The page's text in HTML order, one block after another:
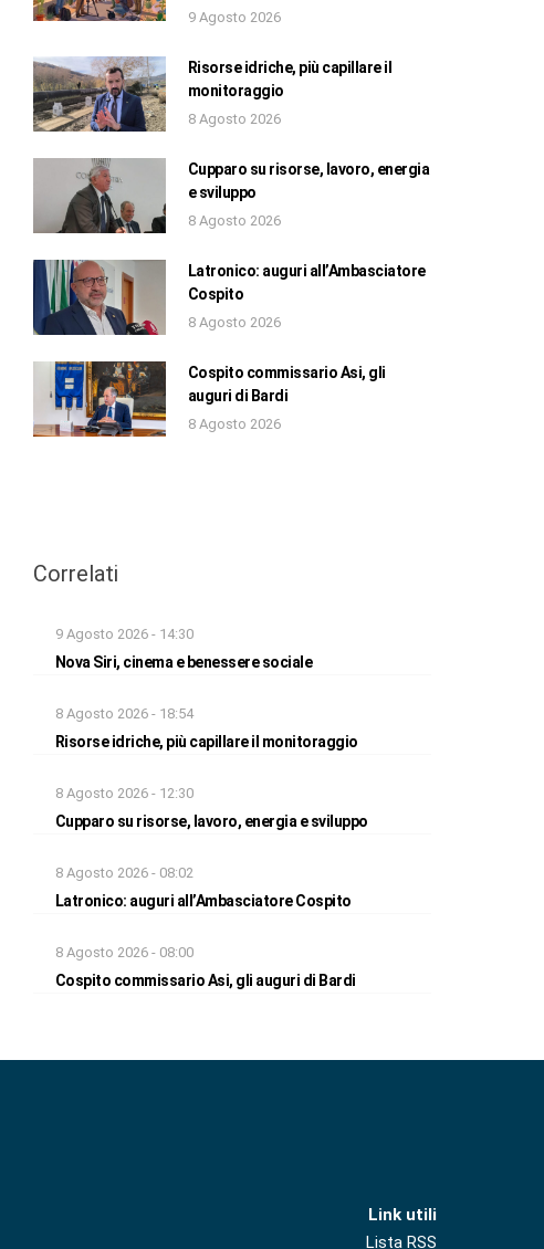
9 Agosto 2026
Risorse idriche, più capillare il
monitoraggio
8 Agosto 2026
Cupparo su risorse, lavoro, energia
e sviluppo
8 Agosto 2026
Latronico: auguri all’Ambasciatore
Cospito
8 Agosto 2026
Cospito commissario Asi, gli
auguri di Bardi
8 Agosto 2026
Correlati
9 Agosto 2026 - 14:30
Nova Siri, cinema e benessere sociale
8 Agosto 2026 - 18:54
Risorse idriche, più capillare il monitoraggio
8 Agosto 2026 - 12:30
Cupparo su risorse, lavoro, energia e sviluppo
8 Agosto 2026 - 08:02
Latronico: auguri all’Ambasciatore Cospito
8 Agosto 2026 - 08:00
Cospito commissario Asi, gli auguri di Bardi
Link utili
Lista RSS